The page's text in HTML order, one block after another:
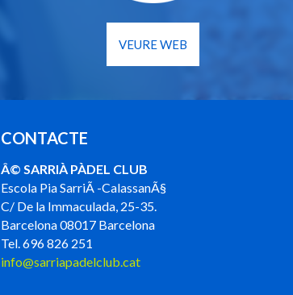
VEURE WEB
CONTACTE
Â© SARRIÀ PÀDEL CLUB
Escola Pia SarriÃ -CalassanÃ§
C/ De la Immaculada, 25-35.
Barcelona 08017 Barcelona
Tel. 696 826 251
info@sarriapadelclub.cat